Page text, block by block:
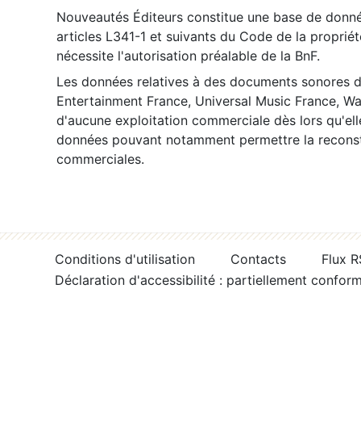
Nouveautés Éditeurs constitue une base de
articles L341-1 et suivants du Code de la
nécessite l'autorisation préalable de la BnF.
Les données relatives à des documents sonores
Entertainment France, Universal Music France,
d'aucune exploitation commerciale dès lors
données pouvant notamment permettre la
commerciales.
Conditions d'utilisation Contacts
Flux
Déclaration d'accessibilité : partiellement